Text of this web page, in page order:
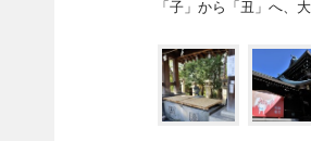
「子」から「丑」へ、